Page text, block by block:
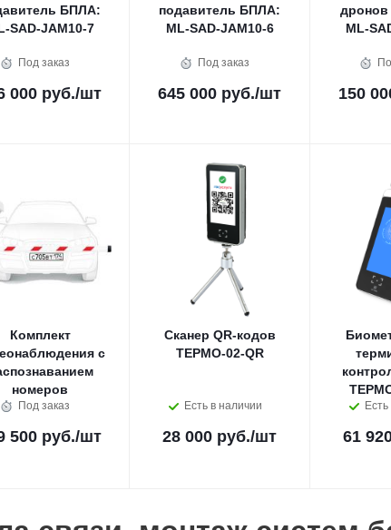
БПЛА:
SAD-JAM10-7
Под заказ
000 руб./шт
подавитель БПЛА:
ML-SAD-JAM10-6
Под заказ
645 000 руб./шт
ML-
150
Комплект
с
номеров
Под заказ
500 руб./шт
Сканер QR-кодов
ТЕРМО-02-QR
Есть в наличии
28 000 руб./шт 61